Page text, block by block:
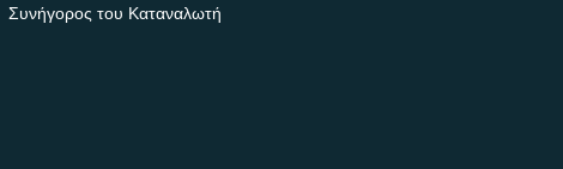
Συνήγορος του Καταναλωτή